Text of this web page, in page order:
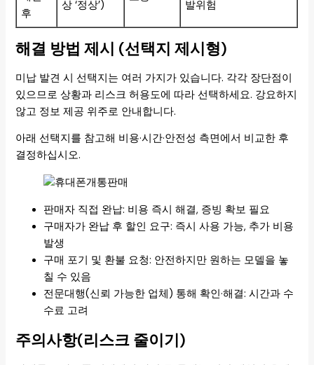
후
상 ‘정상’) 발위험
해결 방법 제시 (선택지 제시형)
미납 발견 시 선택지는 여러 가지가 있습니다. 각각 장단점이
있으므로 상황과 리스크 허용도에 따라 선택하세요. 강요하지
않고 정보 제공 위주로 안내합니다.
아래 선택지를 참고해 비용·시간·안전성 측면에서 비교한 후
결정하십시오.
판매자 직접 완납: 비용 즉시 해결, 증빙 확보 필요
구매자가 완납 후 할인 요구: 즉시 사용 가능, 추가 비용
발생
구매 포기 및 환불 요청: 안전하지만 원하는 모델을 놓
칠 수 있음
전문대행(신뢰 가능한 업체) 통해 확인·해결: 시간과 수
수료 고려
주의사항(리스크 줄이기)